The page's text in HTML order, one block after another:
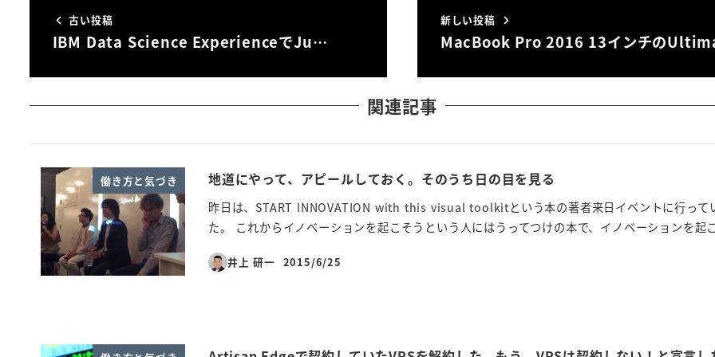
古い投稿
IBM Data Science ExperienceでJu…
新しい投稿
MacBook Pro 2016 13インチの
関連記事
働き方と気づき 地道にやって、アピールしておく。そのうち日の目を見る
昨日は、START INNOVATION with this visual toolkitという本の著者来日イベントに行って
た。 これからイノベーションを起こそうという人にはうってつけの本で、イノベーションを
井上 研一
投稿日
2015/6/25